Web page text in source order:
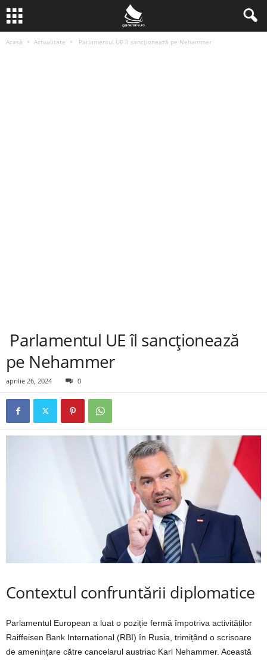
Acasă Actualitate Parlamentul UE îl sancționează pe Nehammer
Parlamentul UE îl sancționează
pe Nehammer
aprilie 26, 2024 0
Contextul confruntării diplomatice
Parlamentul European a luat o poziție fermă împotriva activităților
Raiffeisen Bank International (RBI) în Rusia, trimițând o scrisoare
de amenințare către cancelarul austriac Karl Nehammer. Această